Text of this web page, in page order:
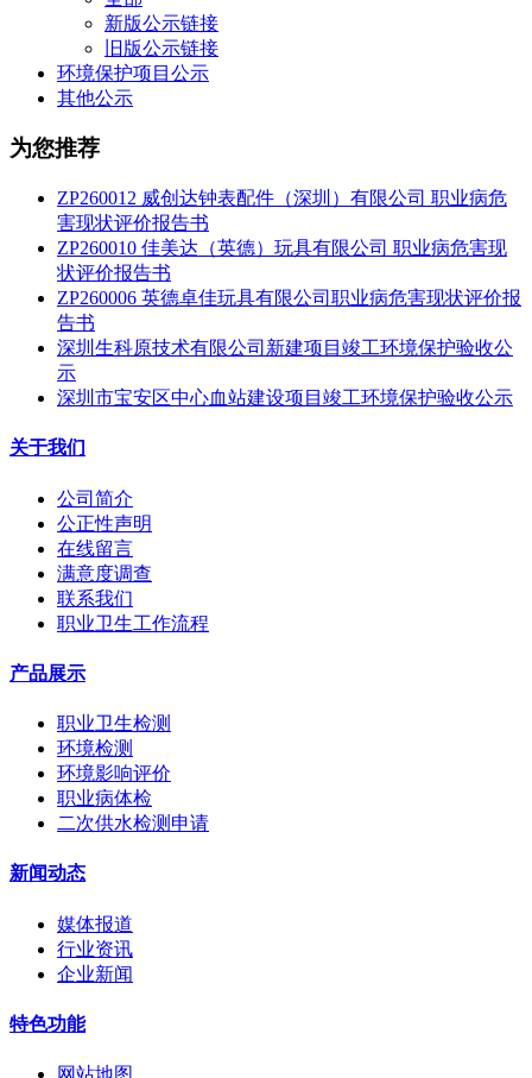
新版公示链接
旧版公示链接
环境保护项目公示
其他公示
为您推荐
ZP260012 威创达钟表配件（深圳）有限公司 职业病危
害现状评价报告书
ZP260010 佳美达（英德）玩具有限公司 职业病危害现
状评价报告书
ZP260006 英德卓佳玩具有限公司职业病危害现状评价报
告书
深圳生科原技术有限公司新建项目竣工环境保护验收公
示
深圳市宝安区中心血站建设项目竣工环境保护验收公示
关于我们
公司简介
公正性声明
在线留言
满意度调查
联系我们
职业卫生工作流程
产品展示
职业卫生检测
环境检测
环境影响评价
职业病体检
二次供水检测申请
新闻动态
媒体报道
行业资讯
企业新闻
特色功能